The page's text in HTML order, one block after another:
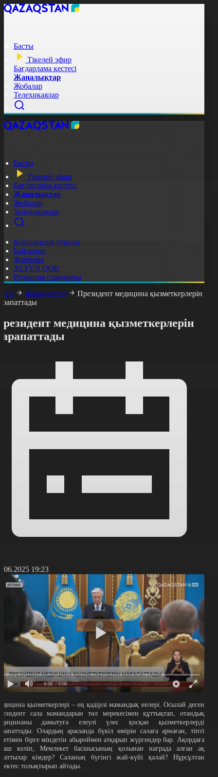
Басты
Тікелей эфир
Бағдарлама кестесі
Жаңалықтар
Жобалар
Телехикаялар
Басты
Тікелей эфир
Бағдарлама кестесі
Жаңалықтар
Жобалар
Телехикаялар
Корпорация туралы
Байланыс
Жарнама
ALTYN QOR
Редакция стандарты
Жаңалықтар
Президент медицина қызметкерлерін
медицина қызметкерлерін
19:23
0:00 / 0:00
қызметкерлері – ең қадірлі мамандық иелері. Осылай деген
сала мамандарын төл мерекесімен құттықтап, отандық
дамытуға елеулі үлес қосқан қызметкерлерді
Олардың арасында бүкіл өмірін салаға арнаған, тіпті
бірге міндетін абыроймен атқарып жүргендер бар. Ақордаға
келіп, Мемлекет басшысының қолынан награда алған ақ
кімдер? Саланың бүгінгі жай-күйі қалай? Нұрсұлтан
толықтырып айтады.